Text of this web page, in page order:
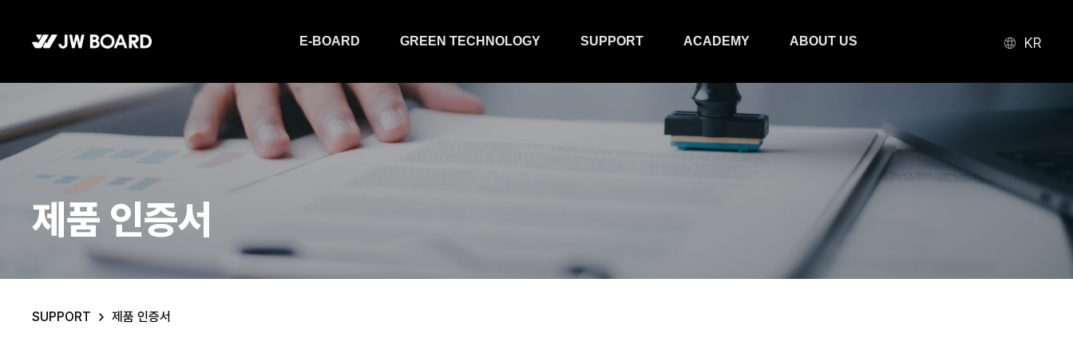
E-BOARD GREEN TECHNOLOGY SUPPORT ACADEMY ABOUT US KR
제품 인증서
SUPPORT 제품 인증서